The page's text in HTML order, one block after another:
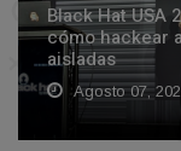
Black Hat USA
cómo hackear
aisladas
Agosto 07,